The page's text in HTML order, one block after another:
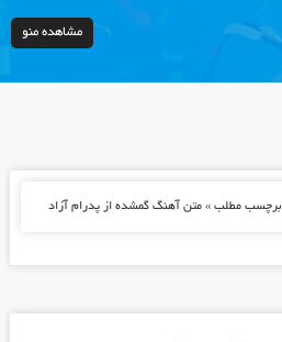
مشاهده منو
برچسب مطلب » متن آهنگ گمشده از پدرام آزاد